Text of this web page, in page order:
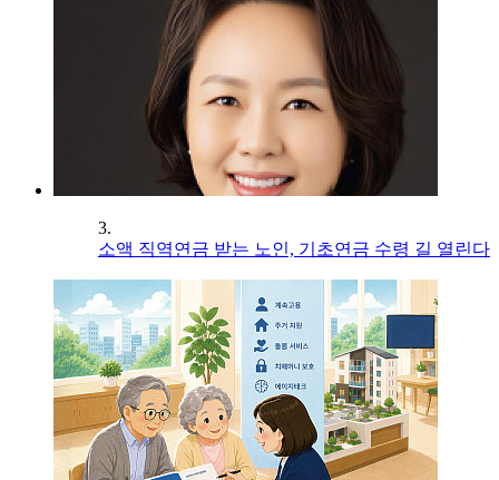
3.
소액 직역연금 받는 노인, 기초연금 수령 길 열린다